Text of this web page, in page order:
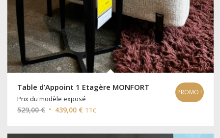
Table d’Appoint 1 Etagère MONFORT
Prix du modèle exposé
529,00€ Le
initial
439,00 € Le
actuel
TTC
PROMO !